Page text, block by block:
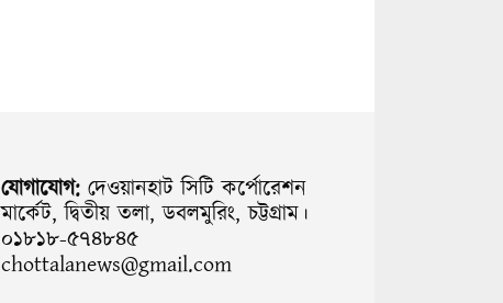
যোগাযোগ: দেওয়ানহাট সিটি কর্পোরেশন
মার্কেট, দ্বিতীয় তলা, ডবলমুরিং, চট্টগ্রাম।
০১৮১৮-৫৭৪৮৪৫
chottalanews@gmail.com